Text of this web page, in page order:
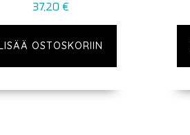
37,20 €
OSTOSKORIIN